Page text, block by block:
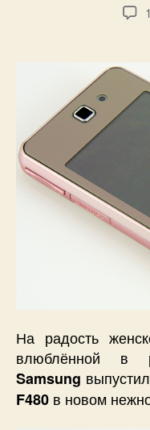
На радость
влюблённой в
Samsung
F480 в новом